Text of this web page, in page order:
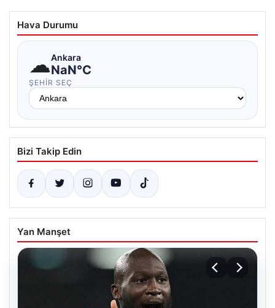
Hava Durumu
☁Ankara
NaN°C
ŞEHIR SEÇ
Bizi Takip Edin
Yan Manşet